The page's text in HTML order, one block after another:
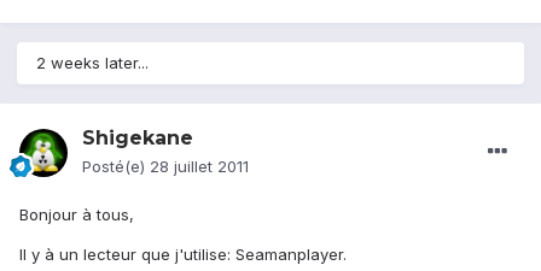
2 weeks later...
Shigekane
Posté(e) 28 juillet 2011
Bonjour à tous,
Il y à un lecteur que j'utilise: Seamanplayer.